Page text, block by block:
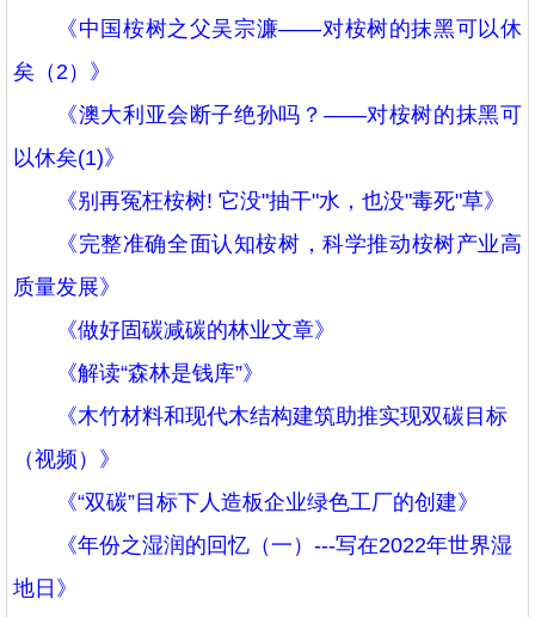
《中国桉树之父吴宗濂——对桉树的抹黑可以休
矣（2）》
《澳大利亚会断子绝孙吗？——对桉树的抹黑可
以休矣(1)》
《别再冤枉桉树! 它没"抽干"水，也没"毒死"草》
《完整准确全面认知桉树，科学推动桉树产业高
质量发展》
《做好固碳减碳的林业文章》
《解读“森林是钱库”》
《木竹材料和现代木结构建筑助推实现双碳目标
（视频）》
《“双碳”目标下人造板企业绿色工厂的创建》
《年份之湿润的回忆（一）---写在2022年世界湿
地日》